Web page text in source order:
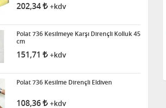
202,34 +kdv
Polat 736 Kesilmeye Karşı Dirençli Kolluk 45
cm
151,71 +kdv
Polat 736 Kesilme Dirençli Eldiven
108,36 +kdv